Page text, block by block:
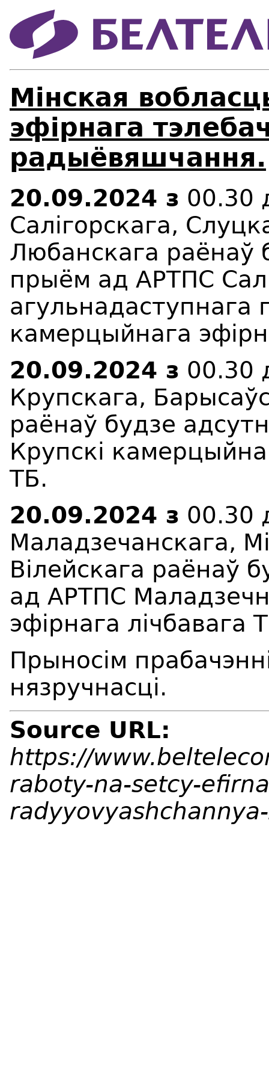
Мінская
эфірнага
радыёвяшчання.
20.09.2024 з 00.30
Салігорскага,
Любанскага раёнаў
прыём ад АРТПС
агульнадаступнага
камерцыйнага
20.09.2024 з 00.30
Крупскага,
раёнаў будзе
Крупскі
ТБ.
20.09.2024 з 00.30
Маладзечанскага,
Вілейскага раёнаў
ад АРТПС
эфірнага лічбавага
Прыносім
нязручнасці.
Source URL:
https://
raboty-na-setcy-